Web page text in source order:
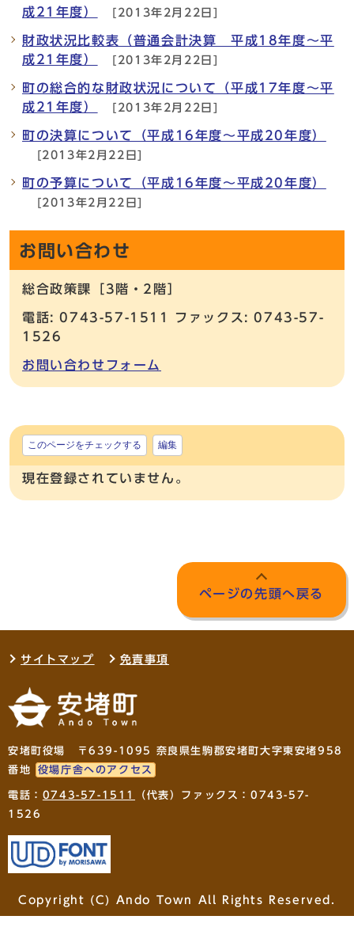
成21年度）
[2013年2月22日]
財政状況比較表（普通会計決算 平成18年度～平
成21年度）
[2013年2月22日]
町の総合的な財政状況について（平成17年度～平
成21年度）
[2013年2月22日]
町の決算について（平成16年度～平成20年度）
[2013年2月22日]
町の予算について（平成16年度～平成20年度）
[2013年2月22日]
お問い合わせ
総合政策課［3階・2階］
電話: 0743-57-1511 ファックス: 0743-57-
1526
お問い合わせフォーム
このページをチェックする 編集
現在登録されていません。
ページの先頭へ戻る
サイトマップ 免責事項
安堵町役場 〒639-1095 奈良県生駒郡安堵町大字東安堵958
番地
役場庁舎へのアクセス
電話： 0743-57-1511
（代表）ファックス：0743-57-
1526
Copyright (C) Ando Town All Rights Reserved.